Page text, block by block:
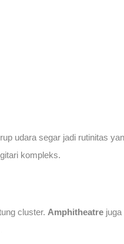
udara segar jadi rutinitas
kompleks.
cluster. Amphitheatre